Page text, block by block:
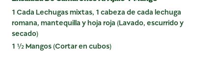
1 Cada Lechugas mixtas, 1 cabeza de cada lechuga
romana, mantequilla y hoja roja (Lavado, escurrido y
secado)
1 ½ Mangos (Cortar en cubos)